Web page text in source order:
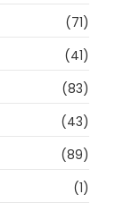
(71)
(41)
(83)
(43)
(89)
(1)